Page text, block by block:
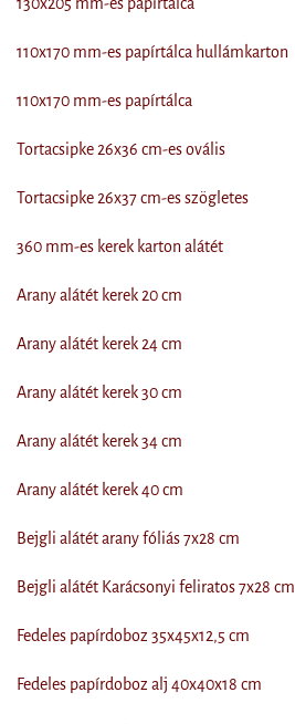
110x170 mm-es papírtálca hullámkarton
110x170 mm-es papírtálca
Tortacsipke 26x36 cm-es ovális
Tortacsipke 26x37 cm-es szögletes
360 mm-es kerek karton alátét
Arany alátét kerek 20 cm
Arany alátét kerek 24 cm
Arany alátét kerek 30 cm
Arany alátét kerek 34 cm
Arany alátét kerek 40 cm
Bejgli alátét arany fóliás 7x28 cm
Bejgli alátét Karácsonyi feliratos 7x28 cm
Fedeles papírdoboz 35x45x12,5 cm
Fedeles papírdoboz alj 40x40x18 cm